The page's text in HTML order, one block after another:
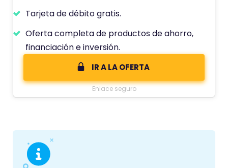
Tarjeta de débito gratis.
Oferta completa de productos de ahorro,
financiación e inversión.
IR A LA OFERTA
Enlace seguro